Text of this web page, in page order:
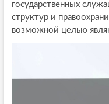
государственных
структур и
возможной целью